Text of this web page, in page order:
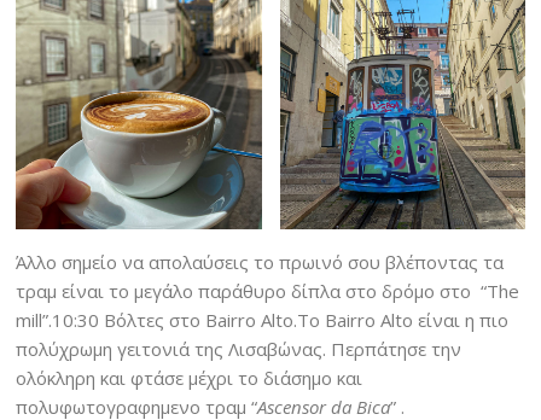
Άλλο σημείο να απολαύσεις το πρωινό σου βλέποντας τα
τραμ είναι το μεγάλο παράθυρο δίπλα στο δρόμο στο “Τhe
mill”.10:30 Βόλτες στο Βairro Αlto.Το Βairro Αlto είναι η πιο
πολύχρωμη γειτονιά της Λισαβώνας. Περπάτησε την
ολόκληρη και φτάσε μέχρι το διάσημο και
πολυφωτογραφημενο τραμ “Ascensor da Bica” .